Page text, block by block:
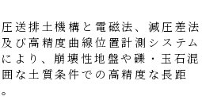
送排土機構と電磁法、減圧差法
び高精度曲線位置計測システム
より、崩壊性地盤や礫・玉石混
な土質条件での高精度な長距